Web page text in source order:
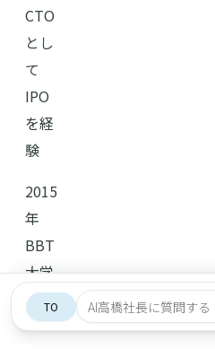
CTO
とし
て
IPO
を経
験
2015
年
BBT
大学
院修
了
参加費無料・オンライン開催
1/29(水)（開催終了）